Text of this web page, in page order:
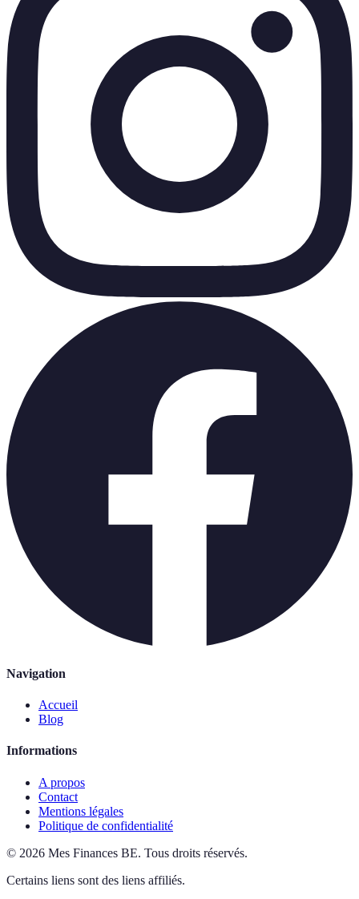
Navigation
Accueil
Blog
Informations
A propos
Contact
Mentions légales
Politique de confidentialité
© 2026 Mes Finances BE. Tous droits réservés.
Certains liens sont des liens affiliés.